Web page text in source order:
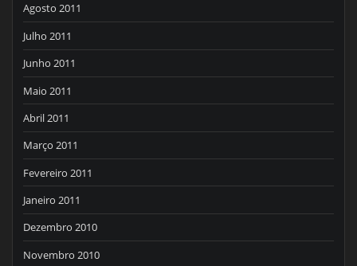
Agosto 2011
Julho 2011
Junho 2011
Maio 2011
Abril 2011
Março 2011
Fevereiro 2011
Janeiro 2011
Dezembro 2010
Novembro 2010